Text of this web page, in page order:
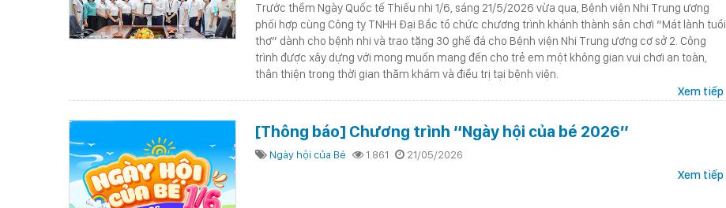
Trước thềm Ngày Quốc tế Thiếu nhi 1/6, sáng 21/5/2026 vừa qua, Bệnh viện Nhi Trung ương
phối hợp cùng Công ty TNHH Đại Bắc tổ chức chương trình khánh thành sân chơi “Mát lành tuổi
thơ” dành cho bệnh nhi và trao tặng 30 ghế đá cho Bệnh viện Nhi Trung ương cơ sở 2. Công
trình được xây dựng với mong muốn mang đến cho trẻ em một không gian vui chơi an toàn,
thân thiện trong thời gian thăm khám và điều trị tại bệnh viện.
Xem tiếp
[Thông báo] Chương trình “Ngày hội của bé 2026”
Ngày hội của Bé 1.861 21/05/2026
Xem tiếp